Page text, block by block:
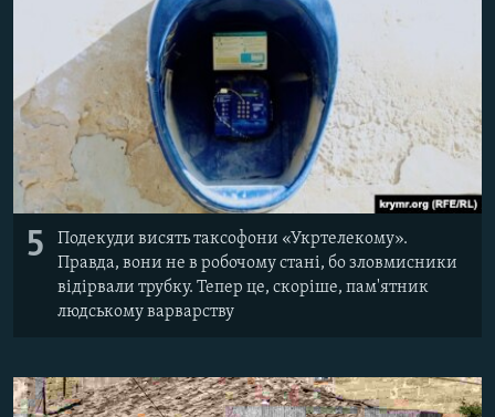
5
Подекуди висять таксофони «Укртелекому».
Правда, вони не в робочому стані, бо зловмисники
відірвали трубку. Тепер це, скоріше, пам'ятник
людському варварству